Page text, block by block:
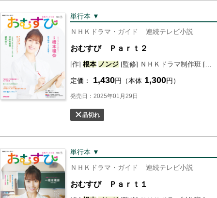
単行本 ▼
ＮＨＫドラマ・ガイド
連続テレビ小説
おむすび Ｐａｒｔ２
[作] 根本 ノンジ [監修] ＮＨＫドラマ制作班 [編] ＮＨＫ出版
定価： 1,430円（本体 1,300円）
発売日：2025年01月29日
品切れ
単行本 ▼
ＮＨＫドラマ・ガイド
連続テレビ小説
おむすび Ｐａｒｔ１